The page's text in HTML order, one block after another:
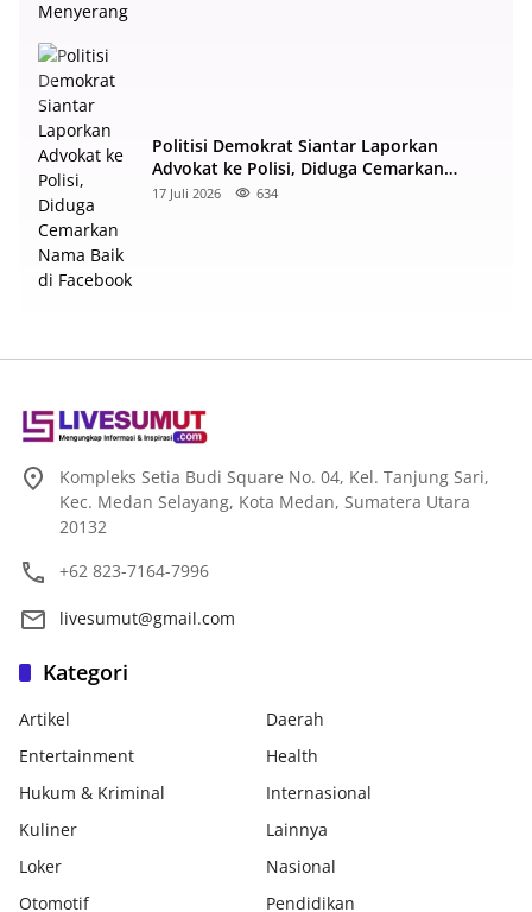
Politisi Demokrat Siantar Laporkan
Advokat ke Polisi, Diduga Cemarkan
Nama Baik di Facebook
17 Juli 2026 634
Kompleks Setia Budi Square No. 04, Kel. Tanjung Sari,
Kec. Medan Selayang, Kota Medan, Sumatera Utara
20132
+62 823-7164-7996
livesumut@gmail.com
Kategori
Artikel
Daerah
Entertainment
Health
Hukum & Kriminal
Internasional
Kuliner
Lainnya
Loker
Nasional
Otomotif
Pendidikan